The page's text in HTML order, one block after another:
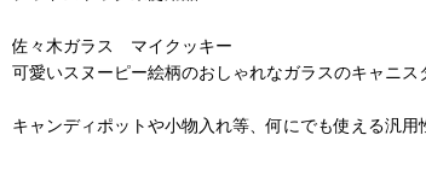
佐々木ガラス マイクッキー
可愛いスヌーピー絵柄のおしゃれなガラスのキャニス
キャンディポットや小物入れ等、何にでも使える汎用